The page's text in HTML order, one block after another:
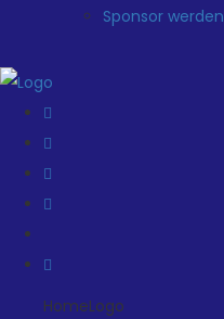
Sponsor werden
HomeLogo